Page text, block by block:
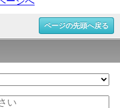
ページの先頭へ戻る